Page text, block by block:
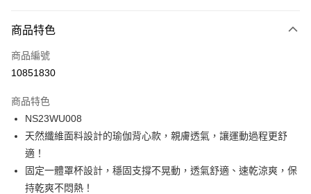
Apple Pay
街口支付
ATM付款
運送方式
一般全家取貨
每筆NT$100
商品特色
商品編號
10851830
商品特色
NS23WU008
天然纖維面料設計的瑜伽背心款，親膚透氣，讓運動過程更舒
適！
固定一體罩杯設計，穩固支撐不晃動，透氣舒適、速乾涼爽，保
持乾爽不悶熱！